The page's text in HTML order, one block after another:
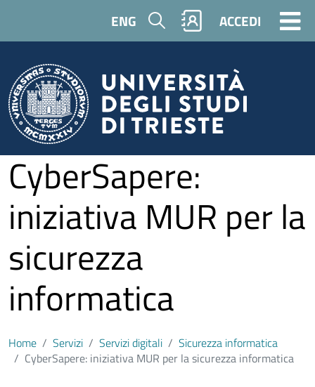
ENG Cerca ACCEDI
CyberSapere:
iniziativa MUR per la
sicurezza
informatica
Home Servizi Servizi digitali
Sicurezza informatica
CyberSapere: iniziativa MUR per la sicurezza informatica